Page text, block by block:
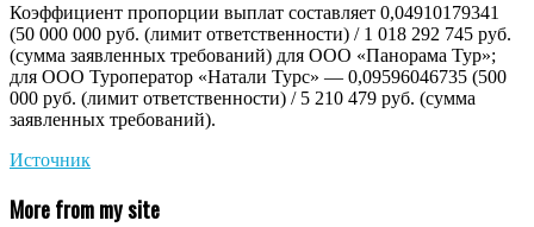
Коэффициент пропорции выплат составляет 0,04910179341
(50 000 000 руб. (лимит ответственности) / 1 018 292 745 руб.
(сумма заявленных требований) для ООО «Панорама Тур»;
для ООО Туроператор «Натали Турс» — 0,09596046735 (500
000 руб. (лимит ответственности) / 5 210 479 руб. (сумма
заявленных требований).
Источник
More from my site